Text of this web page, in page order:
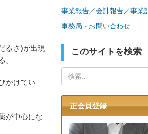
るさ)が出現
。
かけてい
が中心にな
事業報告／会計報告／事業
事務局・お問い合わせ
このサイトを検索
索:
正会員登録